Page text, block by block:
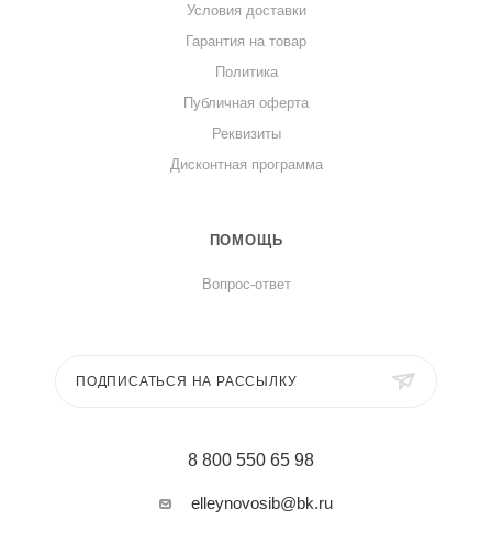
Условия доставки
Гарантия на товар
Политика
Публичная оферта
Реквизиты
Дисконтная программа
ПОМОЩЬ
Вопрос-ответ
ПОДПИСАТЬСЯ НА РАССЫЛКУ
8 800 550 65 98
elleynovosib@bk.ru